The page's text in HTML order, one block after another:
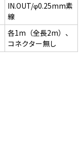
IN.OUT/φ0.25mm素
線
各1m（全長2m）、
コネクター無し